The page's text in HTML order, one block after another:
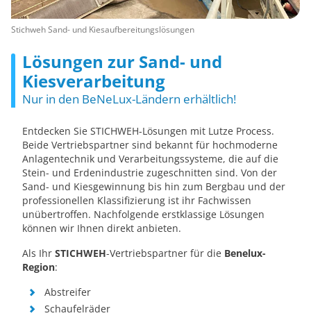
Lösungen zur Sand- und
Kiesverarbeitung
Nur in den BeNeLux-Ländern erhältlich!
Entdecken Sie STICHWEH-Lösungen mit Lutze Process.
Beide Vertriebspartner sind bekannt für hochmoderne
Anlagentechnik und Verarbeitungssysteme, die auf die
Stein- und Erdenindustrie zugeschnitten sind. Von der
Sand- und Kiesgewinnung bis hin zum Bergbau und der
professionellen Klassifizierung ist ihr Fachwissen
unübertroffen. Nachfolgende erstklassige Lösungen
können wir Ihnen direkt anbieten.
Als Ihr STICHWEH-Vertriebspartner für die Benelux-
Region:
Abstreifer
Schaufelräder
Stichweh Sand- und Kiesaufbereitungslösungen